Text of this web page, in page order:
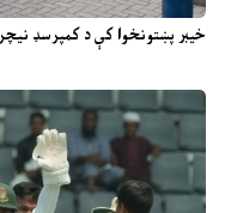
خیبر پښتونخوا کې د کمپرسډ